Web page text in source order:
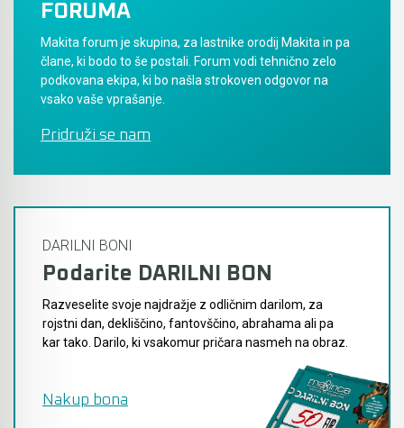
FORUMA
Makita forum je skupina, za lastnike orodij Makita in pa
člane, ki bodo to še postali. Forum vodi tehnično zelo
podkovana ekipa, ki bo našla strokoven odgovor na
vsako vaše vprašanje.
Pridruži se nam
DARILNI BONI
Podarite DARILNI BON
Razveselite svoje najdražje z odličnim darilom, za
rojstni dan, dekliščino, fantovščino, abrahama ali pa
kar tako. Darilo, ki vsakomur pričara nasmeh na obraz.
Nakup bona
Akumulatorski vezalci in rezalniki armature &
navojnih palic
Akumulatorska mikrovalovna pečica
Akumulatorski čistilniki